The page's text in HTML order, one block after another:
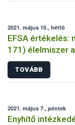
2021. május 10., hétfő
EFSA értékelés:
171) élelmiszer
felhasználása
TOVÁBB
2021. május 7., péntek
Enyhítő